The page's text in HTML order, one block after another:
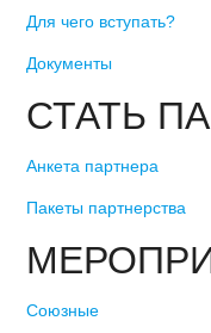
Для чего вступать?
Документы
СТАТЬ
Анкета партнера
Пакеты партнерства
Союзные